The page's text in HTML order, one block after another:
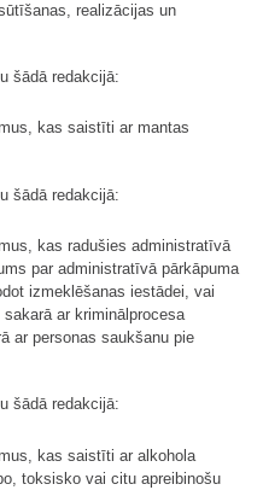
realizācijas un
šādā redakcijā:
kas saistīti ar mantas
šādā redakcijā:
kas radušies administratīvā
par administratīvā pārkāpuma
izmeklēšanas iestādei, vai
ar kriminālprocesa
ar personas saukšanu pie
šādā redakcijā:
kas saistīti ar alkohola
toksisko vai citu apreibinošu